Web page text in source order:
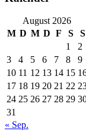
August 2026
M D M D F S
S
1
2
3
4 5 6 7 8
9
10 11 12 13 14 15
17 18 19 20 21 22
24 25 26 27 28 29
31
« Sep.